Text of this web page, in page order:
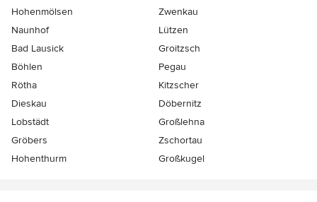
Hohenmölsen
Zwenkau
Naunhof
Lützen
Bad Lausick
Groitzsch
Böhlen
Pegau
Rötha
Kitzscher
Dieskau
Döbernitz
Lobstädt
Großlehna
Gröbers
Zschortau
Hohenthurm
Großkugel